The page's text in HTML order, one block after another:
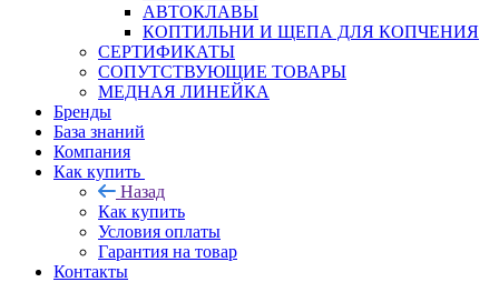
АВТОКЛАВЫ
КОПТИЛЬНИ И ЩЕПА ДЛЯ КОПЧЕНИЯ
СЕРТИФИКАТЫ
СОПУТСТВУЮЩИЕ ТОВАРЫ
МЕДНАЯ ЛИНЕЙКА
Бренды
База знаний
Компания
Как купить
Назад
Как купить
Условия оплаты
Гарантия на товар
Контакты